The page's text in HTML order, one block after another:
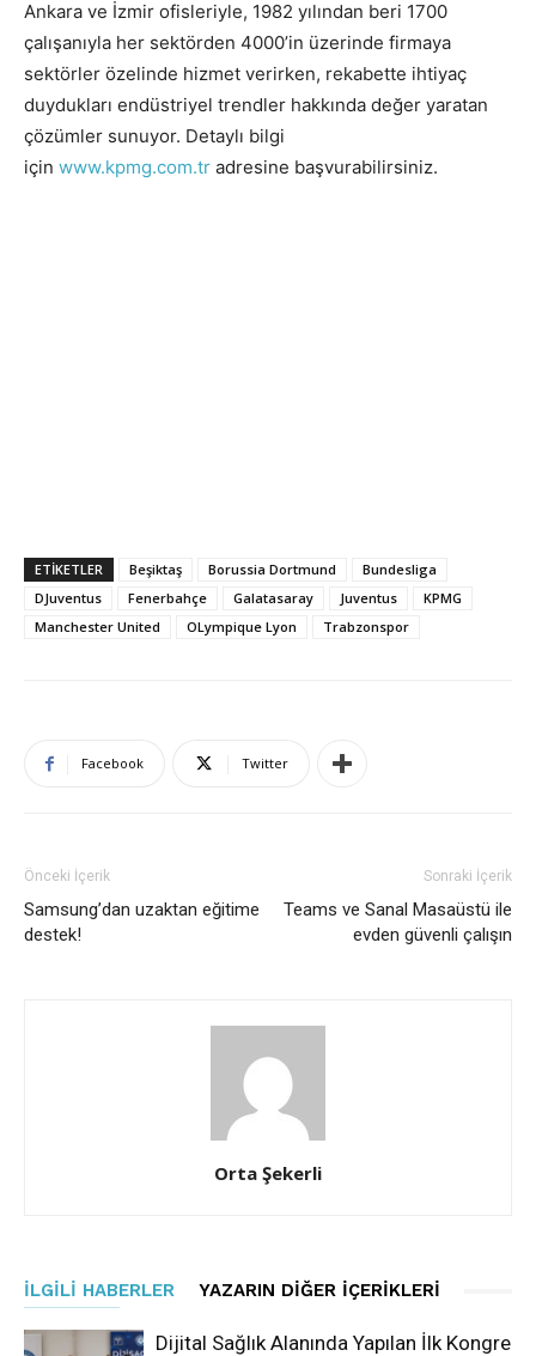
Ankara ve İzmir ofisleriyle, 1982 yılından beri 1700
çalışanıyla her sektörden 4000’in üzerinde firmaya
sektörler özelinde hizmet verirken, rekabette ihtiyaç
duydukları endüstriyel trendler hakkında değer yaratan
çözümler sunuyor. Detaylı bilgi
için www.kpmg.com.tr adresine başvurabilirsiniz.
ETIKETLER Beşiktaş Borussia Dortmund
Bundesliga
DJuventus
Fenerbahçe Galatasaray Juventus
KPMG
Manchester United
OLympique Lyon Trabzonspor
Facebook Twitter
Önceki İçerik
Samsung’dan uzaktan eğitime
destek!
Sonraki İçerik
Teams ve Sanal Masaüstü ile
evden güvenli çalışın
Orta Şekerli
İLGILI HABERLER YAZARIN DIĞER İÇERIKLERI
Dijital Sağlık Alanında Yapılan İlk Kongre